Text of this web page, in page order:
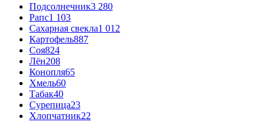
Подсолнечник3 280
Рапс1 103
Сахарная свекла1 012
Картофель887
Соя824
Лён208
Конопля65
Хмель60
Табак40
Сурепица23
Хлопчатник22